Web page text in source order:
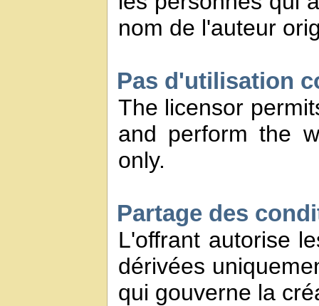
nom de l'auteur
Pas d'utilisation
The licensor
and perform the
only.
Partage des
L'offrant autorise
dérivées
qui gouverne la